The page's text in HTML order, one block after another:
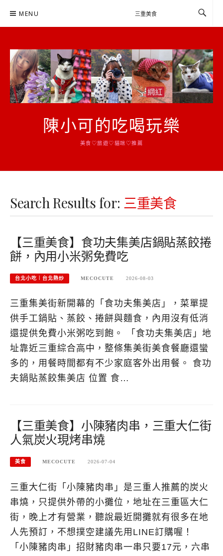
MENU
陳小可的吃喝玩樂
美食♡旅遊♡貓咪♡推薦
Search Results for: 三重美食
【三重美食】食功夫集美店鍋貼蒸餃捲
餅，內用小米粥免費吃
台北小吃︱台北熱炒 MECOCUTE 2026-08-03
三重集美街新開幕的「食功夫集美店」，菜單提
供手工鍋貼、蒸餃、捲餅與麵食，內用沒有低消
還提供免費小米粥吃到飽。 「食功夫集美店」地
址靠近三重綜合高中，整條集美街美食餐廳還蠻
多的，用餐時間都有不少家庭客外出用餐。 食功
夫鍋貼蒸餃集美店 位置 食…
【三重美食】小陳豬肉串，三重大仁街
人氣炭火現烤串燒
美食 MECOCUTE 2026-07-04
三重大仁街「小陳豬肉串」是三重人推薦的炭火
串燒，只提供外帶的小攤位，地址在三重區大仁
街，晚上才有營業，聽說最近開攤就有很多在地
人先預訂，不想撲空建議先用LINE訂購喔！
「小陳豬肉串」招財豬肉串一串只要17元，六串